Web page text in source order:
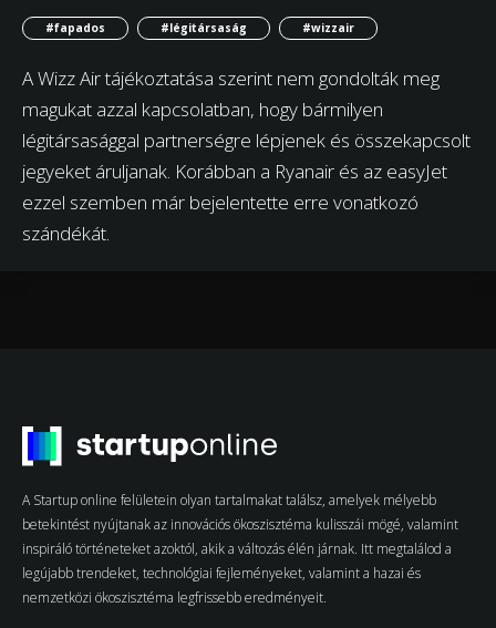
#fapados #légitársaság #wizzair
A Wizz Air tájékoztatása szerint nem gondolták meg
magukat azzal kapcsolatban, hogy bármilyen
légitársasággal partnerségre lépjenek és összekapcsolt
jegyeket áruljanak. Korábban a Ryanair és az easyJet
ezzel szemben már bejelentette erre vonatkozó
szándékát.
A Startup online felületein olyan tartalmakat találsz, amelyek mélyebb
betekintést nyújtanak az innovációs ökoszisztéma kulisszái mögé, valamint
inspiráló történeteket azoktól, akik a változás élén járnak. Itt megtalálod a
legújabb trendeket, technológiai fejleményeket, valamint a hazai és
nemzetközi ökoszisztéma legfrissebb eredményeit.